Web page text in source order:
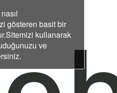
gösteren basit bir
kullanarak
ve